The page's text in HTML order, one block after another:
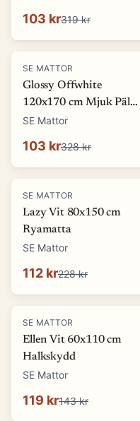
103 kr319 kr
-69%
SE MATTOR
Glossy Offwhite
120x170 cm Mjuk Päls-
look Matta
SE Mattor
103 kr328 kr
-51 %
SE MATTOR
Lazy Vit 80x150 cm
Ryamatta
SE Mattor
112 kr228 kr
-17 %
SE MATTOR
Ellen Vit 60x110 cm
Halkskydd
SE Mattor
119 kr143 kr